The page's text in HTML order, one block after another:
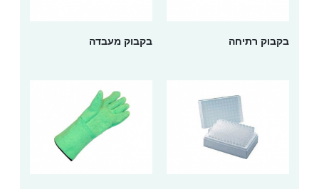
בקבוק רתיחה בקבוק מעבדה